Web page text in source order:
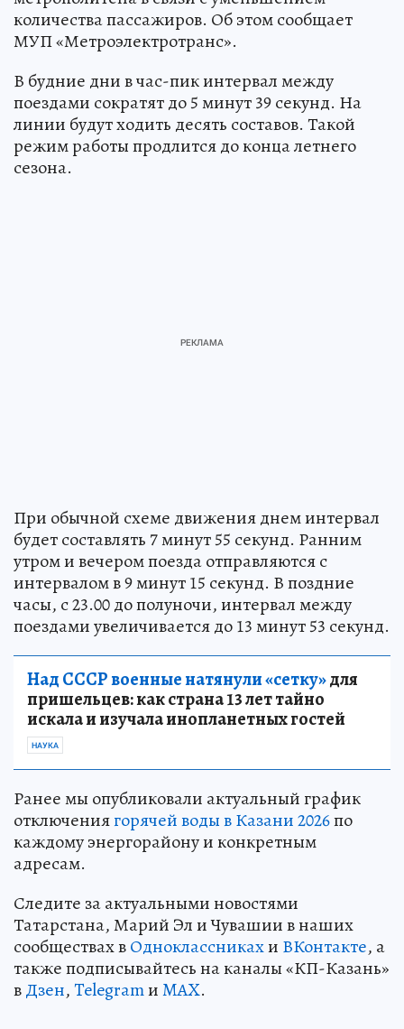
количества пассажиров. Об этом сообщает
МУП «Метроэлектротранс».
В будние дни в час-пик интервал между
поездами сократят до 5 минут 39 секунд. На
линии будут ходить десять составов. Такой
режим работы продлится до конца летнего
сезона.
При обычной схеме движения днем интервал
будет составлять 7 минут 55 секунд. Ранним
утром и вечером поезда отправляются с
интервалом в 9 минут 15 секунд. В поздние
часы, с 23.00 до полуночи, интервал между
поездами увеличивается до 13 минут 53 секунд.
Над СССР военные натянули «сетку»для
пришельцев: как страна 13 лет тайно
искала и изучала инопланетных гостей
НАУКА
Ранее мы опубликовали актуальный график
отключениягорячей воды в Казани 2026по
каждому энергорайону и конкретным
адресам.
Следите за актуальными новостями
Татарстана, Марий Эл и Чувашии в наших
сообществах вОдноклассникахи ВКонтакте, а
также подписывайтесь на каналы «КП-Казань»
вДзен,TelegramиMAX.